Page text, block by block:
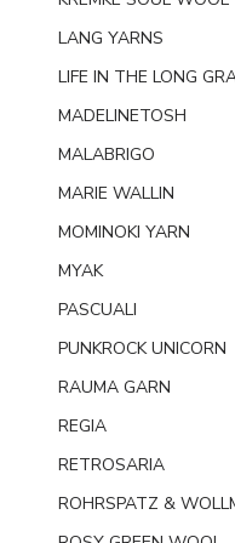
LANG YARNS
LIFE IN THE LONG
MADELINETOSH
MALABRIGO
MARIE WALLIN
MOMINOKI YARN
MYAK
PASCUALI
PUNKROCK UNICORN
RAUMA GARN
REGIA
RETROSARIA
ROHRSPATZ &